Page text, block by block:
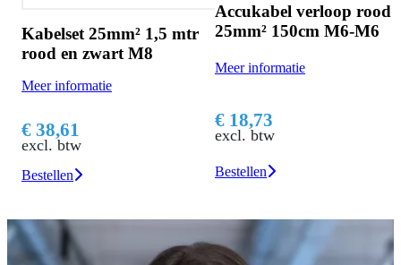
Kabelset 25mm² 1,5 mtr
rood en zwart M8
Meer informatie
€ 38,61
excl. btw
Bestellen
Accukabel verloop rood
25mm² 150cm M6-M6
Meer informatie
€ 18,73
excl. btw
Bestellen